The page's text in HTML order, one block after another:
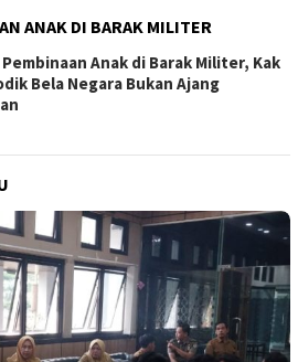
ANAK DI BARAK MILITER
Anak di Barak Militer, Kak
Bela Negara Bukan Ajang